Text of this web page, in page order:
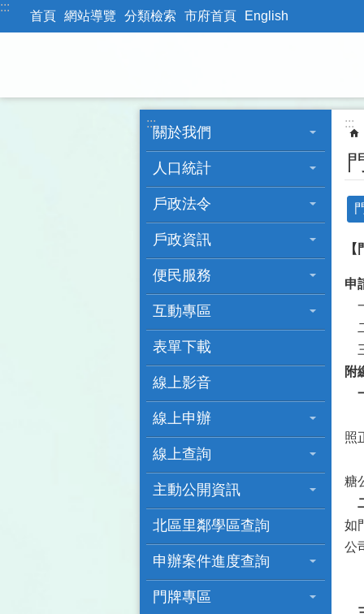
跳到主要內容區塊
:::
首頁 網站導覽 分類檢索 市府首頁 English
:::
關於我們
人口統計
戶政法令
戶政資訊
便民服務
互動專區
表單下載
線上影音
線上申辦
線上查詢
主動公開資訊
北區里鄰學區查詢
申辦案件進度查詢
門牌專區
:::
申
附
照
糖
如
公